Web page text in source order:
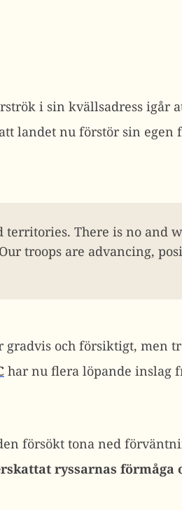
i sin kvällsadress igår
landet nu förstör sin egen
territories. There is no and
troops are advancing,
och försiktigt, men
har nu flera löpande inslag
försökt tona ned
ryssarnas förmåga